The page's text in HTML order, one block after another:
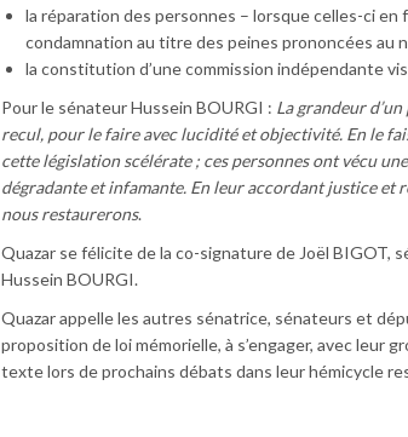
la réparation des personnes – lorsque celles-ci
condamnation au titre des peines prononcées au
la constitution d’une commission indépendante
Pour le sénateur Hussein BOURGI : La grandeur
recul, pour le faire avec lucidité et objectivité. En le
cette législation scélérate ; ces personnes ont vécu
dégradante et infamante. En leur accordant justice et
nous restaurerons.
Quazar se félicite de la co-signature de Joël BIGOT,
Hussein BOURGI.
Quazar appelle les autres sénatrice, sénateurs et
proposition de loi mémorielle, à s’engager, avec leur
texte lors de prochains débats dans leur hémicycle